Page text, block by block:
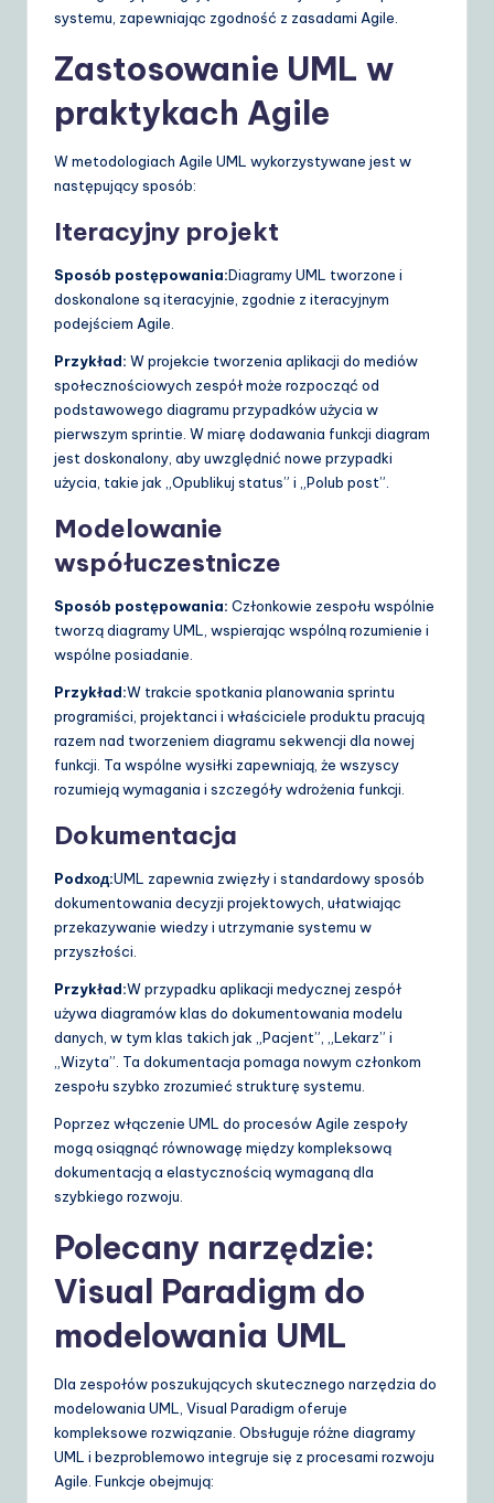
systemu, zapewniając zgodność z zasadami Agile.
Zastosowanie UML w
praktykach Agile
W metodologiach Agile UML wykorzystywane jest w
następujący sposób:
Iteracyjny projekt
Sposób postępowania:Diagramy UML tworzone i
doskonalone są iteracyjnie, zgodnie z iteracyjnym
podejściem Agile.
Przykład: W projekcie tworzenia aplikacji do mediów
społecznościowych zespół może rozpocząć od
podstawowego diagramu przypadków użycia w
pierwszym sprintie. W miarę dodawania funkcji diagram
jest doskonalony, aby uwzględnić nowe przypadki
użycia, takie jak „Opublikuj status” i „Polub post”.
Modelowanie
współuczestnicze
Sposób postępowania: Członkowie zespołu wspólnie
tworzą diagramy UML, wspierając wspólną rozumienie i
wspólne posiadanie.
Przykład:W trakcie spotkania planowania sprintu
programiści, projektanci i właściciele produktu pracują
razem nad tworzeniem diagramu sekwencji dla nowej
funkcji. Ta wspólne wysiłki zapewniają, że wszyscy
rozumieją wymagania i szczegóły wdrożenia funkcji.
Dokumentacja
Podход:UML zapewnia zwięzły i standardowy sposób
dokumentowania decyzji projektowych, ułatwiając
przekazywanie wiedzy i utrzymanie systemu w
przyszłości.
Przykład:W przypadku aplikacji medycznej zespół
używa diagramów klas do dokumentowania modelu
danych, w tym klas takich jak „Pacjent”, „Lekarz” i
„Wizyta”. Ta dokumentacja pomaga nowym członkom
zespołu szybko zrozumieć strukturę systemu.
Poprzez włączenie UML do procesów Agile zespoły
mogą osiągnąć równowagę między kompleksową
dokumentacją a elastycznością wymaganą dla
szybkiego rozwoju.
Polecany narzędzie:
Visual Paradigm do
modelowania UML
Dla zespołów poszukujących skutecznego narzędzia do
modelowania UML, Visual Paradigm oferuje
kompleksowe rozwiązanie. Obsługuje różne diagramy
UML i bezproblemowo integruje się z procesami rozwoju
Agile. Funkcje obejmują: